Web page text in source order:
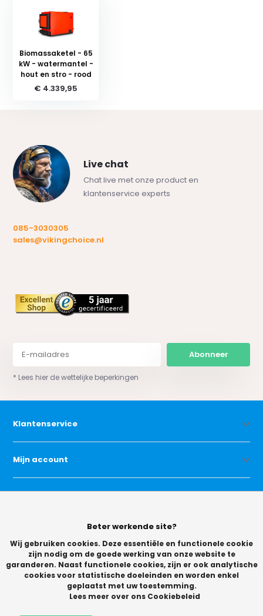
Biomassaketel - 65
kW - watermantel -
hout en stro - rood
€ 4.339,95
Live chat
Chat live met onze product en
klantenservice experts
085-3030305
sales@vikingchoice.nl
Abonneer
* Lees hier de wettelijke beperkingen
Klantenservice
Mijn account
Categorieën
Beter werkende site?
Wij gebruiken cookies. Deze essentiële en functionele cookie
zijn nodig om de goede werking van onze website te
garanderen. Naast functionele cookies, zijn er ook analytische
cookies voor statistische doeleinden en worden enkel
geplaatst met uw toestemming.
Lees meer over ons Cookiebeleid